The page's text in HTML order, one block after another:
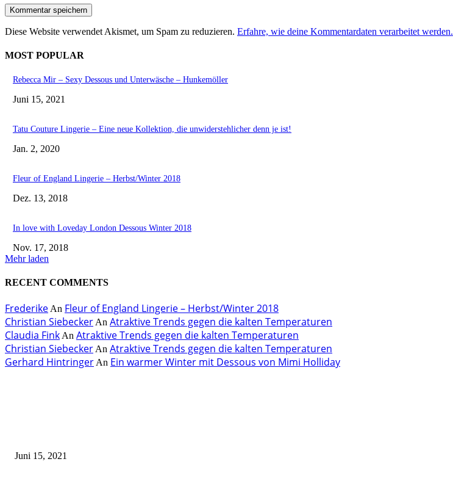
Diese Website verwendet Akismet, um Spam zu reduzieren. Erfahre, wie deine Kommentardaten verarbeitet werden.
MOST POPULAR
Rebecca Mir – Sexy Dessous und Unterwäsche – Hunkemöller
Juni 15, 2021
Tatu Couture Lingerie – Eine neue Kollektion, die unwiderstehlicher denn je ist!
Jan. 2, 2020
Fleur of England Lingerie – Herbst/Winter 2018
Dez. 13, 2018
In love with Loveday London Dessous Winter 2018
Nov. 17, 2018
Mehr laden
RECENT COMMENTS
Frederike An Fleur of England Lingerie – Herbst/Winter 2018
Christian Siebecker An Atraktive Trends gegen die kalten Temperaturen
Claudia Fink An Atraktive Trends gegen die kalten Temperaturen
Christian Siebecker An Atraktive Trends gegen die kalten Temperaturen
Gerhard Hintringer An Ein warmer Winter mit Dessous von Mimi Holliday
Juni 15, 2021